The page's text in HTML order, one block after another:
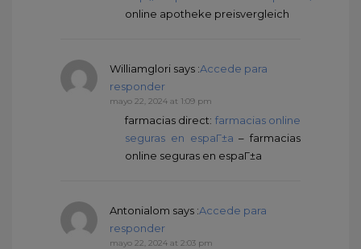
online apotheke preisvergleich
Williamglori says :Accede para
responder
mayo 22, 2024 at 1:09 pm
farmacias direct: farmacias online
seguras en espaГ±a – farmacias
online seguras en espaГ±a
Antonialom says :Accede para
responder
mayo 22, 2024 at 2:03 pm